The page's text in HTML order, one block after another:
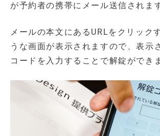
が予約者の携帯にメール送信されま
メールの本文にあるURLをクリック
うな画面が表示されますので、表示
コードを入力することで解錠ができ